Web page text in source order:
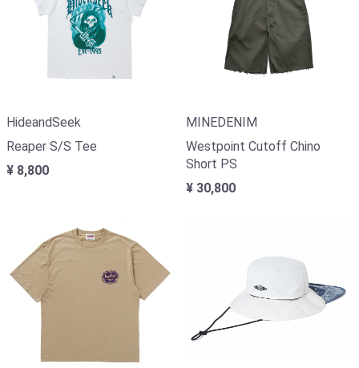
HideandSeek
Reaper S/S Tee
¥ 8,800
MINEDENIM
Westpoint Cutoff Chino
Short PS
¥ 30,800